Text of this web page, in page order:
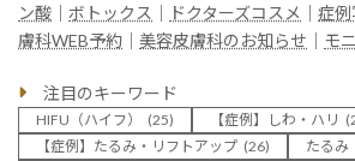
ン酸
ボトックス ドクターズコスメ 症
膚科WEB予約
美容皮膚科のお知らせ モ
注目のキーワード
HIFU（ハイフ） (25) 【症例】しわ・ハリ
【症例】たるみ・リフトアップ (26) たるみ